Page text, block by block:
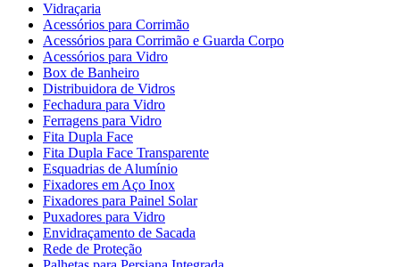
Vidraçaria
Acessórios para Corrimão
Acessórios para Corrimão e Guarda Corpo
Acessórios para Vidro
Box de Banheiro
Distribuidora de Vidros
Fechadura para Vidro
Ferragens para Vidro
Fita Dupla Face
Fita Dupla Face Transparente
Esquadrias de Alumínio
Fixadores em Aço Inox
Fixadores para Painel Solar
Puxadores para Vidro
Envidraçamento de Sacada
Rede de Proteção